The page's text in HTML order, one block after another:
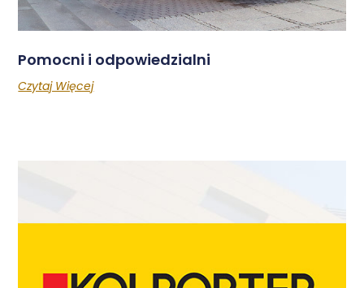
Pomocni i odpowiedzialni
Czytaj Więcej